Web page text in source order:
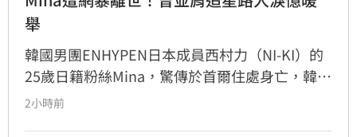
舉
韓國男團ENHYPEN日本成員西村力（NI-KI）的
25歲日籍粉絲Mina，驚傳於首爾住處身亡，韓國
警方證實接獲報案並介入調查。生前Mina因追星
2小時前